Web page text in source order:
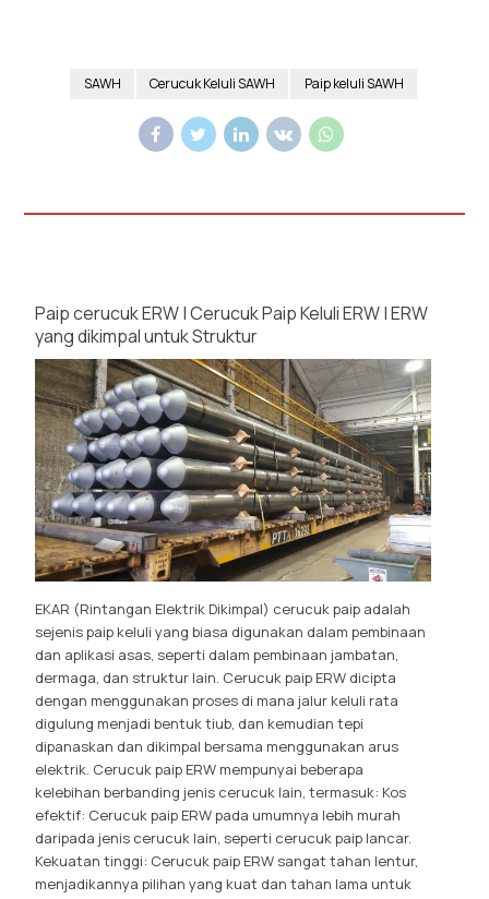
SAWH Cerucuk Keluli SAWH Paip keluli SAWH
Paip cerucuk ERW | Cerucuk Paip Keluli ERW | ERW
yang dikimpal untuk Struktur
EKAR (Rintangan Elektrik Dikimpal) cerucuk paip adalah
sejenis paip keluli yang biasa digunakan dalam pembinaan
dan aplikasi asas, seperti dalam pembinaan jambatan,
dermaga, dan struktur lain. Cerucuk paip ERW dicipta
dengan menggunakan proses di mana jalur keluli rata
digulung menjadi bentuk tiub, dan kemudian tepi
dipanaskan dan dikimpal bersama menggunakan arus
elektrik. Cerucuk paip ERW mempunyai beberapa
kelebihan berbanding jenis cerucuk lain, termasuk: Kos
efektif: Cerucuk paip ERW pada umumnya lebih murah
daripada jenis cerucuk lain, seperti cerucuk paip lancar.
Kekuatan tinggi: Cerucuk paip ERW sangat tahan lentur,
menjadikannya pilihan yang kuat dan tahan lama untuk